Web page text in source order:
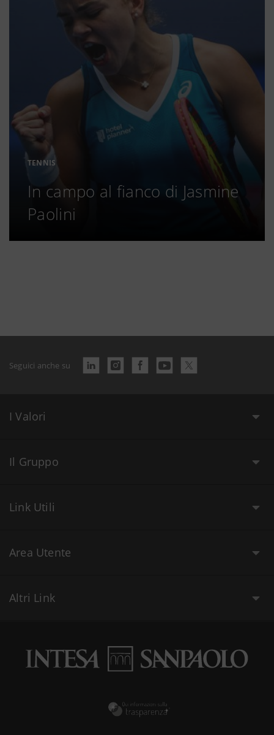
TENNIS
In campo al fianco di Jasmine
Paolini
Seguici anche su
I Valori
Il Gruppo
Link Utili
Area Utente
Altri Link